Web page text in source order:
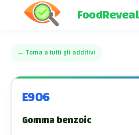
FoodReveal
← Torna a tutti gli additivi
E906
Gomma benzoic